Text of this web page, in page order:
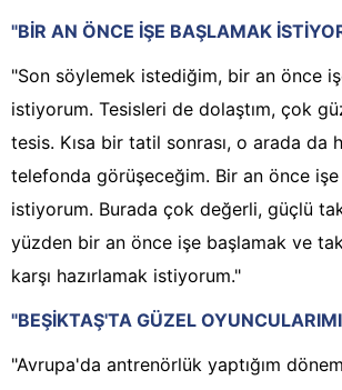
"BİR AN ÖNCE İŞE BAŞLAMAK
"Son söylemek istediğim, bir an önce
istiyorum. Tesisleri de dolaştım, çok
tesis. Kısa bir tatil sonrası, o arada da
telefonda görüşeceğim. Bir an önce
istiyorum. Burada çok değerli, güçlü
yüzden bir an önce işe başlamak ve
karşı hazırlamak istiyorum."
"BEŞİKTAŞ'TA GÜZEL
"Avrupa'da antrenörlük yaptığım